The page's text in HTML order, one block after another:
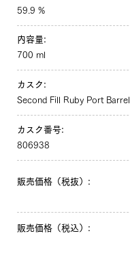
59.9 %
内容量:
700 ml
カスク:
Second Fill Ruby Port Barrel
カスク番号:
806938
販売価格（税抜）:
販売価格（税込）: